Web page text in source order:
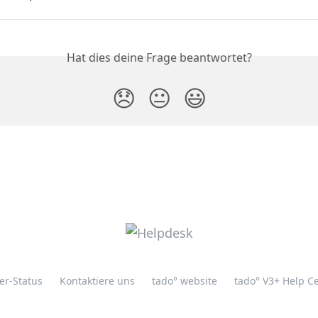
Hat dies deine Frage beantwortet?
😞 😐 😃
Status Kontaktiere uns tado° website tado° V3+ Help